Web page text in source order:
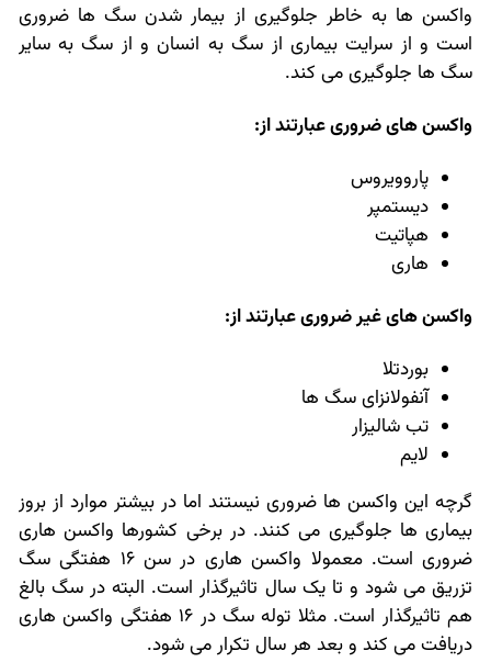
واکسن ها به خاطر جلوگیری از بیمار شدن سگ ها ضروری
است و از سرایت بیماری از سگ به انسان و از سگ به سایر
سگ ها جلوگیری می کند.
واکسن های ضروری عبارتند از:
پاروویروس
دیستمپر
هپاتیت
هاری
واکسن های غیر ضروری عبارتند از:
بوردتلا
آنفولانزای سگ ها
تب شالیزار
لایم
گرچه این واکسن ها ضروری نیستند اما در بیشتر موارد از بروز
بیماری ها جلوگیری می کنند. در برخی کشورها واکسن هاری
ضروری است. معمولا واکسن هاری در سن 16 هفتگی سگ
تزریق می شود و تا یک سال تاثیرگذار است. البته در سگ بالغ
هم تاثیرگذار است. مثلا توله سگ در 16 هفتگی واکسن هاری
دریافت می کند و بعد هر سال تکرار می شود.